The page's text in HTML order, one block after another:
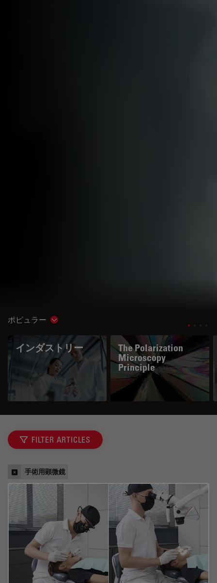
ポピュラー Show subnavigation
インダストリー
The Polarization
Microscopy
Principle
FILTER ARTICLES
手術用顕微鏡